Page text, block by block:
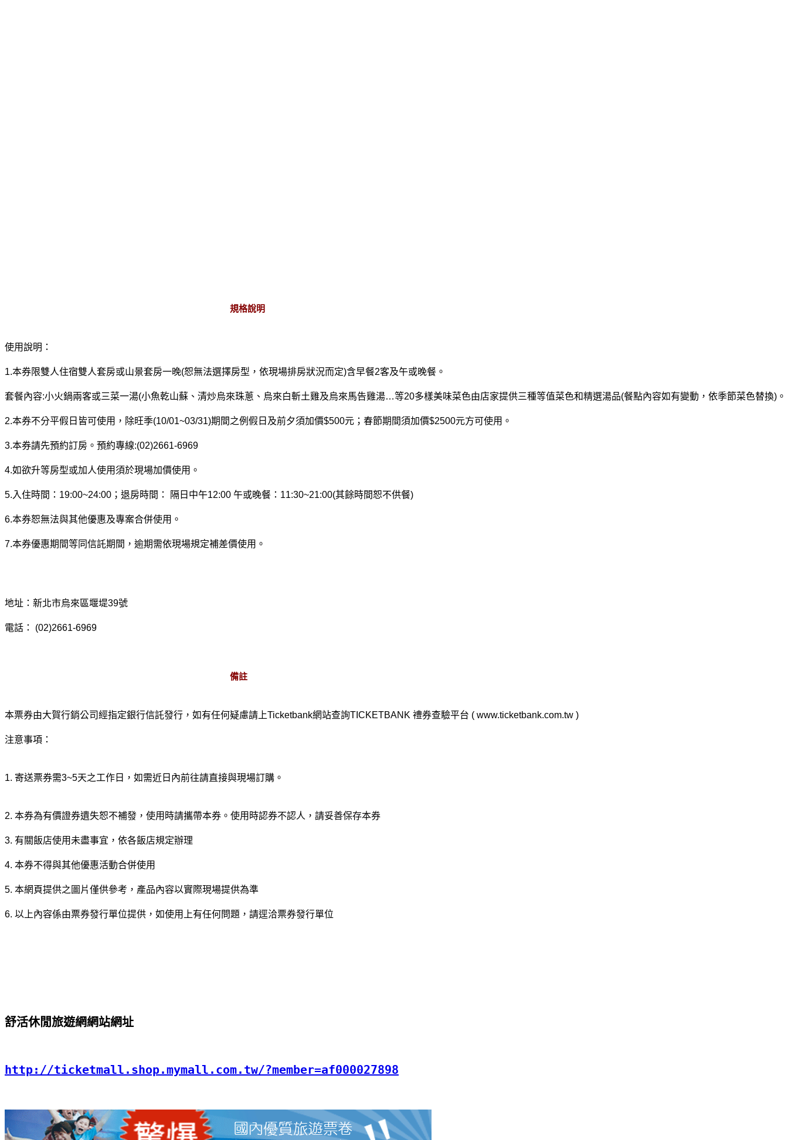
規格說明
使用說明：
1.本券限雙人住宿雙人套房或山景套房一晚(恕無法選擇房型，依現場排房狀況而定)含早餐2客及午或晚餐。
套餐內容:小火鍋兩客或三菜一湯(小魚乾山蘇、清炒烏來珠蔥、烏來白斬土雞及烏來馬告雞湯…等20多樣美味菜色由店家提供三種等值菜色和精選湯品(餐點內容如有變動，依季節菜色替換)。
2.本券不分平假日皆可使用，除旺季(10/01~03/31)期間之例假日及前夕須加價$500元；春節期間須加價$2500元方可使用。
3.本券請先預約訂房。預約專線:(02)2661-6969
4.如欲升等房型或加人使用須於現場加價使用。
5.入住時間：19:00~24:00；退房時間： 隔日中午12:00 午或晚餐：11:30~21:00(其餘時間恕不供餐)
6.本券恕無法與其他優惠及專案合併使用。
7.本券優惠期間等同信託期間，逾期需依現場規定補差價使用。
地址：新北市烏來區堰堤39號
電話： (02)2661-6969
備註
本票券由大賀行銷公司經指定銀行信託發行，如有任何疑慮請上Ticketbank網站查詢TICKETBANK 禮券查驗平台 ( www.ticketbank.com.tw )
注意事項：
1. 寄送票券需3~5天之工作日，如需近日內前往請直接與現場訂購。
2. 本券為有價證券遺失恕不補發，使用時請攜帶本券。使用時認券不認人，請妥善保存本券
3. 有關飯店使用未盡事宜，依各飯店規定辦理
4. 本券不得與其他優惠活動合併使用
5. 本網頁提供之圖片僅供參考，產品內容以實際現場提供為準
6. 以上內容係由票券發行單位提供，如使用上有任何問題，請逕洽票券發行單位
舒活休閒旅遊網網站網址
http://ticketmall.shop.mymall.com.tw/?member=af000027898